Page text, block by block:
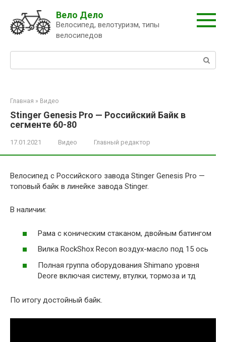
контенту
Вело Дело
Велосипед, велотуризм, типы
велосипедов
Главная » Видео
Stinger Genesis Pro — Российский Байк в
сегменте 60-80
17.01.2021 Видео Главный редактор
Велосипед с Российского завода Stinger Genesis Pro —
топовый байк в линейке завода Stinger.
В наличии:
Рама с коническим стаканом, двойным батингом
Вилка RockShox Recon воздух-масло под 15 ось
Полная группа оборудования Shimano уровня
Deore включая систему, втулки, тормоза и тд
По итогу достойный байк.